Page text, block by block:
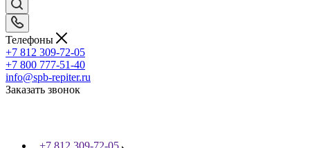
Телефоны
+7 812 309-72-05
+7 800 777-51-40
info@spb-repiter.ru
Заказать звонок
+7 812 309-72-05